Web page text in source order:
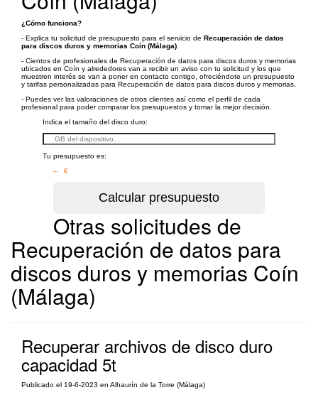
¿Cómo funciona?
- Explica tu solicitud de presupuesto para el servicio de Recuperación de datos
para discos duros y memorias Coín (Málaga)
- Cientos de profesionales de Recuperación de datos para discos duros y memorias
ubicados en Coín y alrededores van a recibir un aviso con tu solicitud y los que
muestren interés se van a poner en contacto contigo, ofreciéndote un presupuesto
y tarifas personalizadas para Recuperación de datos para discos duros y memorias.
- Puedes ver las valoraciones de otros clientes así como el perfil de cada
profesional para poder comparar los presupuestos y tomar la mejor decisión.
Indica el tamaño del disco duro:
Tu presupuesto es:
– €
Otras solicitudes de
Recuperación de datos para
discos duros y memorias Coín
(Málaga)
Recuperar archivos de disco duro
capacidad 5t
Publicado el 19-6-2023 en Alhaurín de la Torre (Málaga)